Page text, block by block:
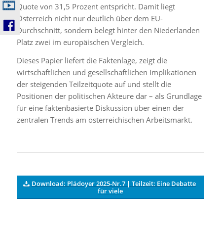
Quote von 31,5 Prozent entspricht. Damit liegt
Österreich nicht nur deutlich über dem EU-
Durchschnitt, sondern belegt hinter den Niederlanden
Platz zwei im europäischen Vergleich.
Dieses Papier liefert die Faktenlage, zeigt die
wirtschaftlichen und gesellschaftlichen Implikationen
der steigenden Teilzeitquote auf und stellt die
Positionen der politischen Akteure dar – als Grundlage
für eine faktenbasierte Diskussion über einen der
zentralen Trends am österreichischen Arbeitsmarkt.
Download: Plädoyer 2025-Nr.7 | Teilzeit: Eine Debatte
für viele